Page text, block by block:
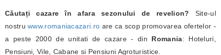
Căutați cazare în afara sezonului de revelion? Site-ul
nostruwww.romaniacazari.ro are ca scop promovarea ofertelor -
a peste 2000 de unitati de cazare - din Romania: Hoteluri,
Pensiuni, Vile, Cabane si Pensiuni Agroturistice.